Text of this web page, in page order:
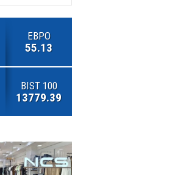
ЕВРО
55.13
BIST 100
13779.39